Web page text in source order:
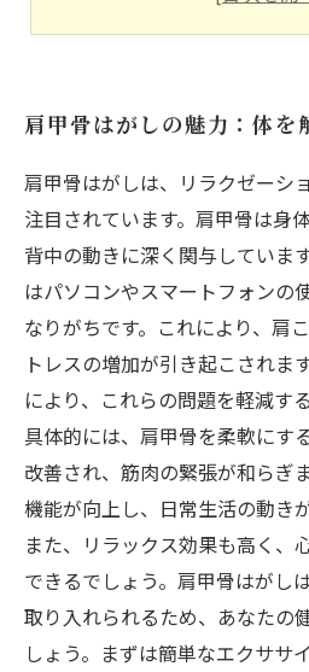
肩甲骨はがしの魅力：体を
肩甲骨はがしは、リラクゼーシ
注目されています。肩甲骨は身
背中の動きに深く関与していま
はパソコンやスマートフォンの
なりがちです。これにより、肩
トレスの増加が引き起こされま
により、これらの問題を軽減す
具体的には、肩甲骨を柔軟にす
改善され、筋肉の緊張が和らぎ
機能が向上し、日常生活の動き
また、リラックス効果も高く、
できるでしょう。肩甲骨はがし
取り入れられるため、あなたの
しょう。まずは簡単なエクササ